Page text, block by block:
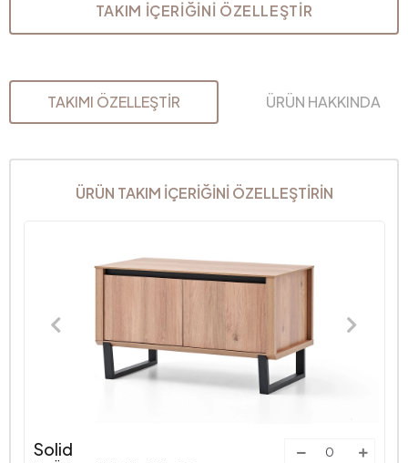
TAKIM İÇERİĞİNİ ÖZELLEŞTİR
TAKIMI ÖZELLEŞTİR ÜRÜN HAKKINDA
ÜRÜN TAKIM İÇERİĞİNİ ÖZELLEŞTİRİN
Solid